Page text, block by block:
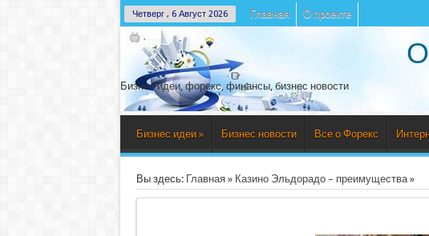
Четверг , 6 Август 2026 Главная О проекте
Бизнес идеи, форекс, финансы, бизнес новости
Бизнес идеи » Бизнес новости Все о Форекс
Вы здесь: Главная» Казино Эльдорадо – преимущества»